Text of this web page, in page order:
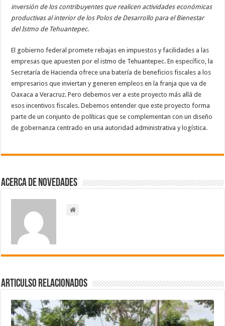
inversión de los contribuyentes que realicen actividades económicas
productivas al interior de los Polos de Desarrollo para el Bienestar
del Istmo de Tehuantepec.
El gobierno federal promete rebajas en impuestos y facilidades a las
empresas que apuesten por el istmo de Tehuantepec. En específico, la
Secretaría de Hacienda ofrece una batería de beneficios fiscales a los
empresarios que inviertan y generen empleos en la franja que va de
Oaxaca a Veracruz. Pero debemos ver a este proyecto más allá de
esos incentivos fiscales. Debemos entender que este proyecto forma
parte de un conjunto de políticas que se complementan con un diseño
de gobernanza centrado en una autoridad administrativa y logística.
Acerca de NOVEDADES
Articulso Relacionados